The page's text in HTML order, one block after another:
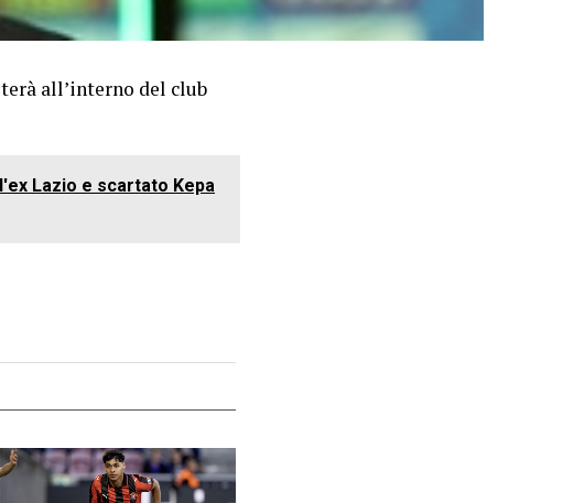
all’interno del club
Lazio e scartato Kepa